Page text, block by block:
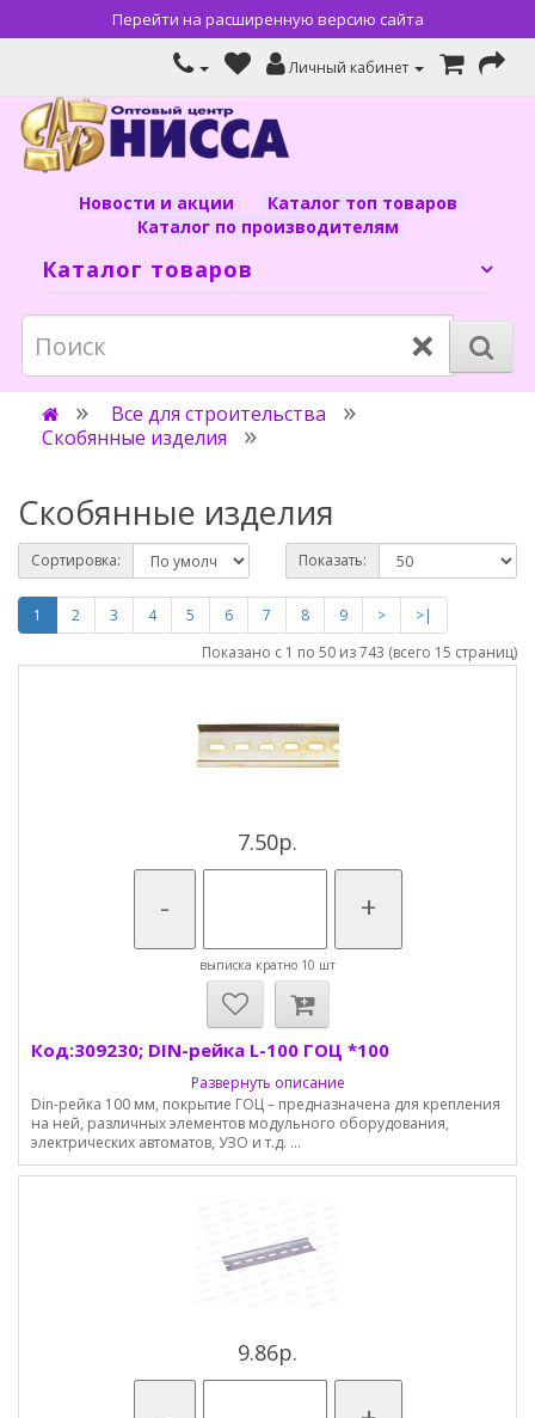
Перейти на расширенную версию сайта
Личный кабинет
Новости и акции
Каталог топ товаров
Каталог по производителям
Каталог товаров
×
Все для строительства
Скобянные изделия
Скобянные изделия
Сортировка: Показать:
1 2 3 4 5 6 7 8 9 >
>|
Показано с 1 по 50 из 743 (всего 15 страниц)
7.50р.
- +
выписка кратно 10 шт
Код:309230; DIN-рейка L-100 ГОЦ *100
Развернуть описание
Din-рейка 100 мм, покрытие ГОЦ – предназначена для крепления
на ней, различных элементов модульного оборудования,
электрических автоматов, УЗО и т.д. ...
9.86р.